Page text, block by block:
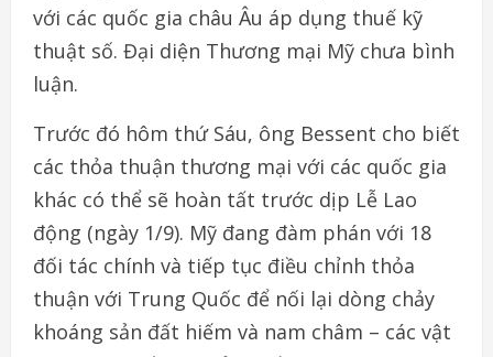
với các quốc gia châu Âu áp dụng thuế kỹ
thuật số. Đại diện Thương mại Mỹ chưa bình
luận.
Trước đó hôm thứ Sáu, ông Bessent cho biết
các thỏa thuận thương mại với các quốc gia
khác có thể sẽ hoàn tất trước dịp Lễ Lao
động (ngày 1/9). Mỹ đang đàm phán với 18
đối tác chính và tiếp tục điều chỉnh thỏa
thuận với Trung Quốc để nối lại dòng chảy
khoáng sản đất hiếm và nam châm – các vật